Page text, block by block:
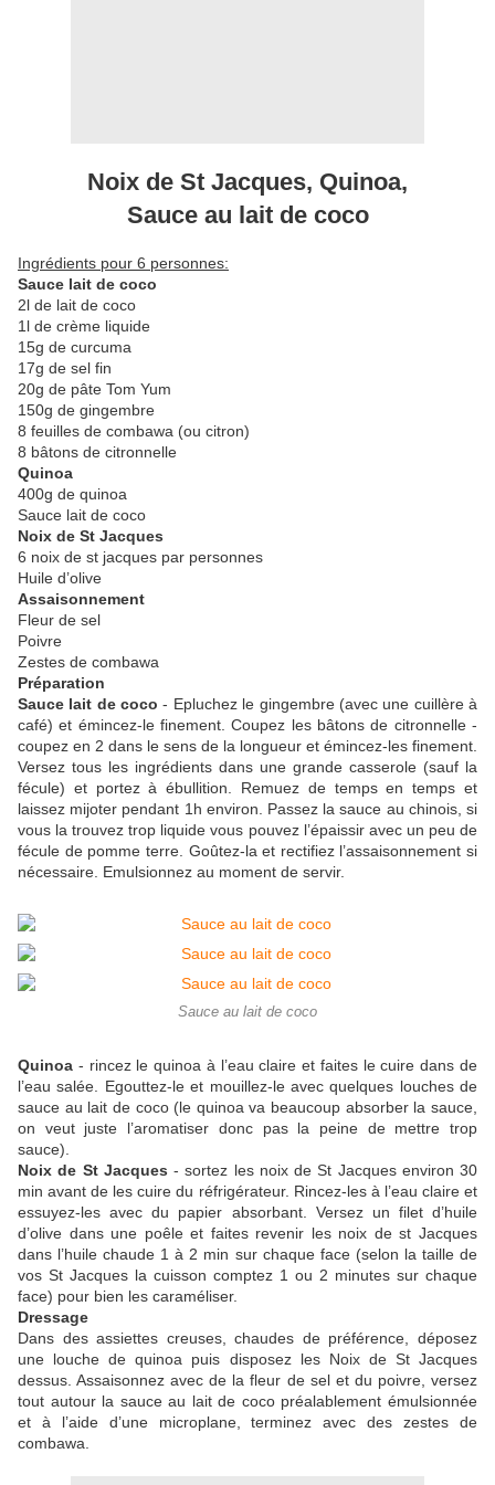
Noix de St Jacques, Quinoa,
Sauce au lait de coco
Ingrédients pour 6 personnes:
Sauce lait de coco
2l de lait de coco
1l de crème liquide
15g de curcuma
17g de sel fin
20g de pâte Tom Yum
150g de gingembre
8 feuilles de combawa (ou citron)
8 bâtons de citronnelle
Quinoa
400g de quinoa
Sauce lait de coco
Noix de St Jacques
6 noix de st jacques par personnes
Huile d’olive
Assaisonnement
Fleur de sel
Poivre
Zestes de combawa
Préparation
Sauce lait de coco - Epluchez le gingembre (avec une cuillère à
café) et émincez-le finement. Coupez les bâtons de citronnelle -
coupez en 2 dans le sens de la longueur et émincez-les finement.
Versez tous les ingrédients dans une grande casserole (sauf la
fécule) et portez à ébullition. Remuez de temps en temps et
laissez mijoter pendant 1h environ. Passez la sauce au chinois, si
vous la trouvez trop liquide vous pouvez l’épaissir avec un peu de
fécule de pomme terre. Goûtez-la et rectifiez l’assaisonnement si
nécessaire. Emulsionnez au moment de servir.
Sauce au lait de coco
Quinoa - rincez le quinoa à l’eau claire et faites le cuire dans de
l’eau salée. Egouttez-le et mouillez-le avec quelques louches de
sauce au lait de coco (le quinoa va beaucoup absorber la sauce,
on veut juste l’aromatiser donc pas la peine de mettre trop
sauce).
Noix de St Jacques - sortez les noix de St Jacques environ 30
min avant de les cuire du réfrigérateur. Rincez-les à l’eau claire et
essuyez-les avec du papier absorbant. Versez un filet d’huile
d’olive dans une poêle et faites revenir les noix de st Jacques
dans l’huile chaude 1 à 2 min sur chaque face (selon la taille de
vos St Jacques la cuisson comptez 1 ou 2 minutes sur chaque
face) pour bien les caraméliser.
Dressage
Dans des assiettes creuses, chaudes de préférence, déposez
une louche de quinoa puis disposez les Noix de St Jacques
dessus. Assaisonnez avec de la fleur de sel et du poivre, versez
tout autour la sauce au lait de coco préalablement émulsionnée
et à l’aide d’une microplane, terminez avec des zestes de
combawa.